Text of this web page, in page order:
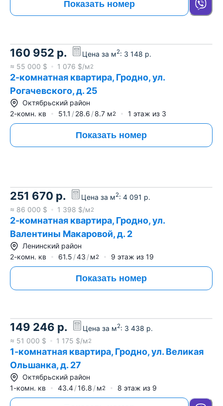
Показать номер
160 952 р. Цена за м2: 3 148 р.
≈ 55 000 $ 1 076 $/м2
2-комнатная квартира, Гродно, ул.
Рогачевского, д. 25
Октябрьский район
2-комн. кв
51.1 28.6 8.7 м2 1 этаж из 3
Показать номер
251 670 р. Цена за м2: 4 091 р.
≈ 86 000 $ 1 398 $/м2
2-комнатная квартира, Гродно, ул.
Валентины Макаровой, д. 2
Ленинский район
2-комн. кв
61.5 43 м2 9 этаж из 19
Показать номер
149 246 р. Цена за м2: 3 438 р.
≈ 51 000 $ 1 175 $/м2
1-комнатная квартира, Гродно, ул. Великая
Ольшанка, д. 27
Октябрьский район
1-комн. кв
43.4 16.8 м2 8 этаж из 9